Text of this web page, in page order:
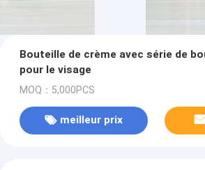
Bouteille de crème avec série de
pour le visage
MOQ：5,000PCS
meilleur prix